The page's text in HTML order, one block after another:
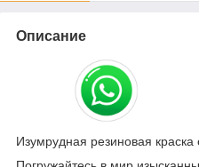
Описание
Изумрудная резиновая краска